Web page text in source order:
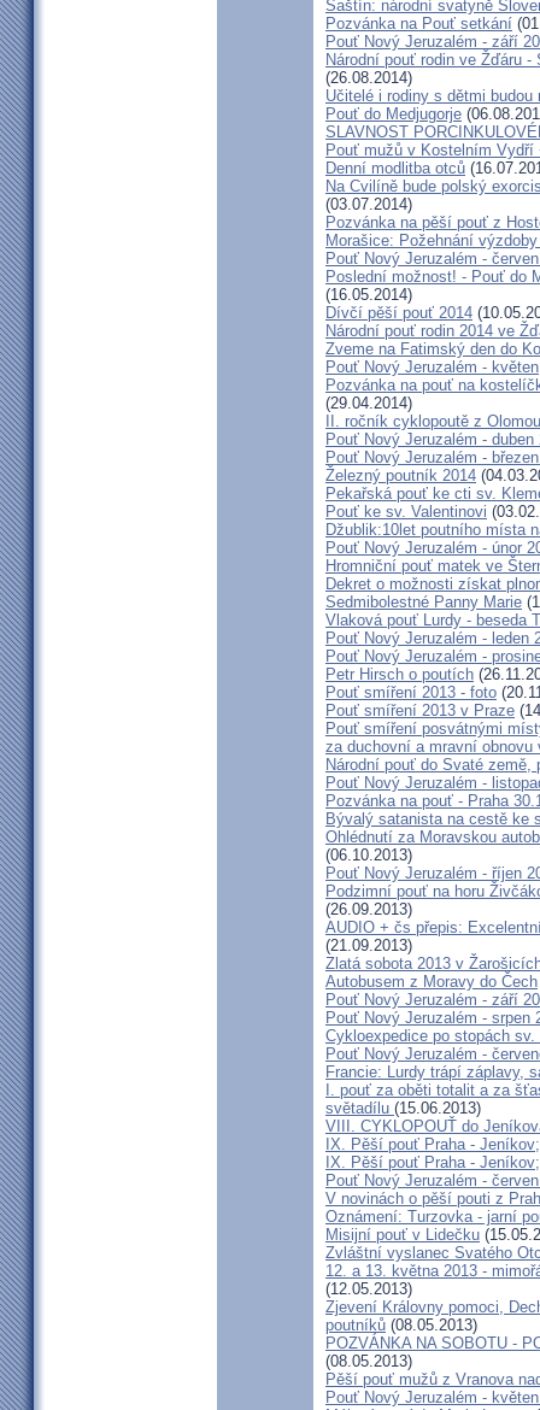
Šaštín: národní svatyně
Pozvánka na Pouť setkání
Pouť Nový Jeruzalém - září
Národní pouť rodin ve Žďáru
(26.08.2014)
Učitelé i rodiny s dětmi
Pouť do Medjugorje
SLAVNOST
Pouť mužů v Kostelním Vydří
Denní modlitba otců
Na Cvilíně bude polský
(03.07.2014)
Pozvánka na pěší pouť z
Morašice: Požehnání
Pouť Nový Jeruzalém -
Poslední možnost! - Pouť do
(16.05.2014)
Dívčí pěší pouť 2014
Národní pouť rodin 2014 ve
Zveme na Fatimský den do
Pouť Nový Jeruzalém - květen
Pozvánka na pouť na
(29.04.2014)
II. ročník cyklopoutě z
Pouť Nový Jeruzalém - duben
Pouť Nový Jeruzalém -
Železný poutník 2014
Pekařská pouť ke cti sv.
Pouť ke sv. Valentinovi
Džublik:10let poutního místa
Pouť Nový Jeruzalém - únor
Hromniční pouť matek ve
Dekret o možnosti získat
Sedmibolestné Panny Marie
Vlaková pouť Lurdy - beseda
Pouť Nový Jeruzalém - leden
Pouť Nový Jeruzalém -
Petr Hirsch o poutích
Pouť smíření 2013 - foto
Pouť smíření 2013 v Praze
Pouť smíření posvátnými
za duchovní a mravní obnovu
Národní pouť do Svaté země,
Pouť Nový Jeruzalém -
Pozvánka na pouť - Praha
Bývalý satanista na cestě ke
Ohlédnutí za Moravskou
(06.10.2013)
Pouť Nový Jeruzalém - říjen
Podzimní pouť na horu
(26.09.2013)
AUDIO + čs přepis:
(21.09.2013)
Zlatá sobota 2013 v
Autobusem z Moravy do Čech
Pouť Nový Jeruzalém - září
Pouť Nový Jeruzalém - srpen
Cykloexpedice po stopách
Pouť Nový Jeruzalém -
Francie: Lurdy trápí záplavy,
I. pouť za oběti totalit a za
světadílu (15.06.2013)
VIII. CYKLOPOUŤ do
IX. Pěší pouť Praha -
IX. Pěší pouť Praha -
Pouť Nový Jeruzalém -
V novinách o pěší pouti z
Oznámení: Turzovka - jarní
Misijní pouť v Lidečku
Zvláštní vyslanec Svatého
12. a 13. května 2013 -
(12.05.2013)
Zjevení Královny pomoci,
poutníků (08.05.2013)
POZVÁNKA NA SOBOTU -
(08.05.2013)
Pěší pouť mužů z Vranova
Pouť Nový Jeruzalém -